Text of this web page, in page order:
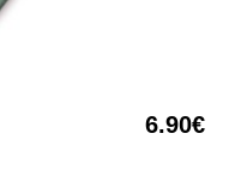
6.90